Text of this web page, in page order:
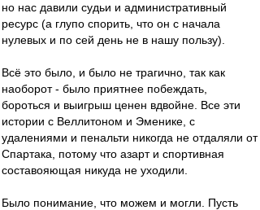
но нас давили судьи и административный
ресурс (а глупо спорить, что он с начала
нулевых и по сей день не в нашу пользу).
Всё это было, и было не трагично, так как
наоборот - было приятнее побеждать,
бороться и выигрыш ценен вдвойне. Все эти
истории с Веллитоном и Эменике, с
удалениями и пенальти никогда не отдаляли от
Спартака, потому что азарт и спортивная
составояющая никуда не уходили.
Было понимание, что можем и могли. Пусть